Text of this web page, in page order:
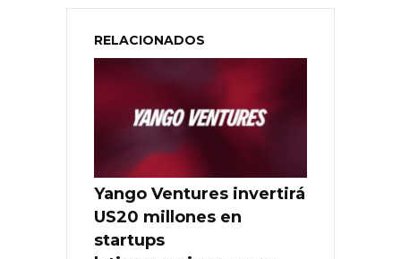
RELACIONADOS
Yango Ventures invertirá
US20 millones en
startups